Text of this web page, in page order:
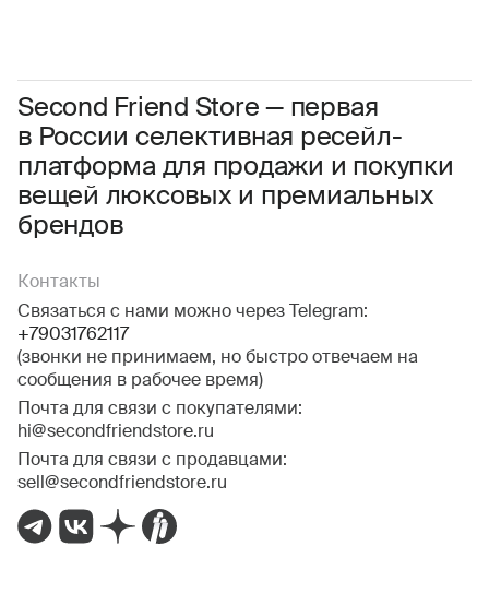
Second Friend Store — первая
в России селективная ресейл-
платформа для продажи и покупки
вещей люксовых и премиальных
брендов
Контакты
Связаться с нами можно через Telegram:
+79031762117
(звонки не принимаем, но быстро отвечаем на
сообщения в рабочее время)
Почта для связи с покупателями:
hi@secondfriendstore.ru
Почта для связи с продавцами:
sell@secondfriendstore.ru
Соглашаюсь с условиями Пользовательского соглашения
Даю согласие на получение рекламной информации.